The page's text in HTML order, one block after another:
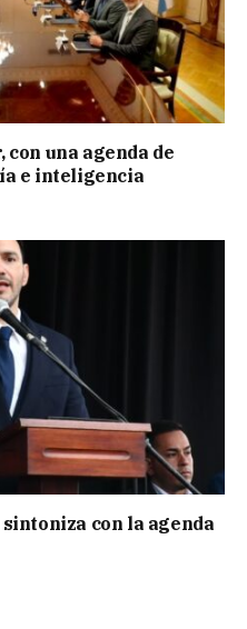
una agenda de
e inteligencia
con la agenda